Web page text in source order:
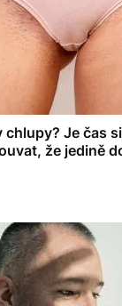
chlupy? Je čas
že jedině